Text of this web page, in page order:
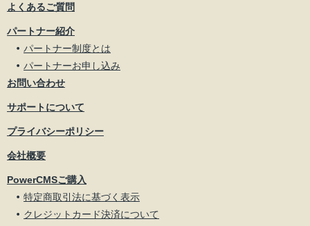
よくあるご質問
パートナー紹介
パートナー制度とは
パートナーお申し込み
お問い合わせ
サポートについて
プライバシーポリシー
会社概要
PowerCMSご購入
特定商取引法に基づく表示
クレジットカード決済について